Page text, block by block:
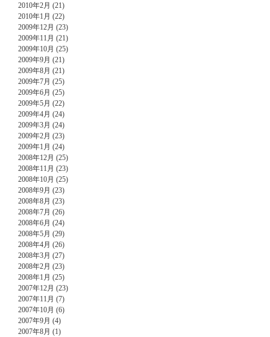
2010年2月 (21)
2010年1月 (22)
2009年12月 (23)
2009年11月 (21)
2009年10月 (25)
2009年9月 (21)
2009年8月 (21)
2009年7月 (25)
2009年6月 (25)
2009年5月 (22)
2009年4月 (24)
2009年3月 (24)
2009年2月 (23)
2009年1月 (24)
2008年12月 (25)
2008年11月 (23)
2008年10月 (25)
2008年9月 (23)
2008年8月 (23)
2008年7月 (26)
2008年6月 (24)
2008年5月 (29)
2008年4月 (26)
2008年3月 (27)
2008年2月 (23)
2008年1月 (25)
2007年12月 (23)
2007年11月 (7)
2007年10月 (6)
2007年9月 (4)
2007年8月 (1)